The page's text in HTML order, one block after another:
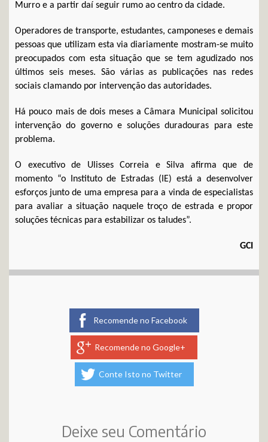
Murro e a partir daí seguir rumo ao centro da cidade.
Operadores de transporte, estudantes, camponeses e demais
pessoas que utilizam esta via diariamente mostram-se muito
preocupados com esta situação que se tem agudizado nos
últimos seis meses. São várias as publicações nas redes
sociais clamando por intervenção das autoridades.
Há pouco mais de dois meses a Câmara Municipal solicitou
intervenção do governo e soluções duradouras para este
problema.
O executivo de Ulisses Correia e Silva afirma que de
momento “o Instituto de Estradas (IE) está a desenvolver
esforços junto de uma empresa para a vinda de especialistas
para avaliar a situação naquele troço de estrada e propor
soluções técnicas para estabilizar os taludes”.
GCI
Recomende no Facebook
Recomende no Google+
Conte Isto no Twitter
Deixe seu Comentário